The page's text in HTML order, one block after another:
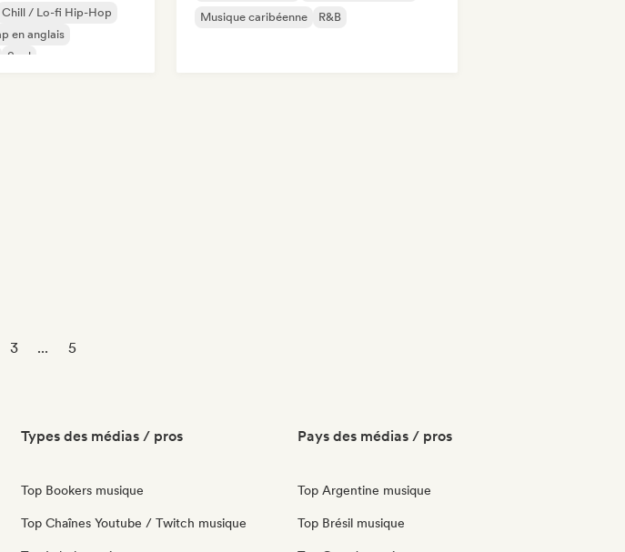
Chill / Lo-fi Hip-Hop
en anglais
Soul
Musique caribéenne
R&B
3 ... 5
Types des médias / pros
Top Bookers musique
Top Chaînes Youtube / Twitch musique
Pays des médias / pros
Top Argentine musique
Top Brésil musique